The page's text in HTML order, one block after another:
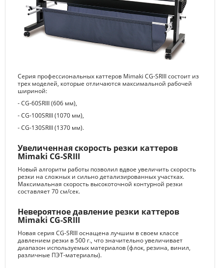
Серия профессиональных каттеров Mimaki CG-SRIII состоит из
трех моделей, которые отличаются максимальной рабочей
шириной:
- CG-60SRIII (606 мм),
- CG-100SRIII (1070 мм),
- CG-130SRIII (1370 мм).
Увеличенная скорость резки каттеров
Mimaki CG-SRIII
Новый алгоритм работы позволил вдвое увеличить скорость
резки на сложных и сильно детализированных участках.
Максимальная скорость высокоточной контурной резки
составляет 70 см/сек.
Невероятное давление резки каттеров
Mimaki CG-SRIII
Новая серия CG-SRIII оснащена лучшим в своем классе
давлением резки в 500 г., что значительно увеличивает
диапазон используемых материалов (флок, резина, винил,
различные ПЭТ-материалы).